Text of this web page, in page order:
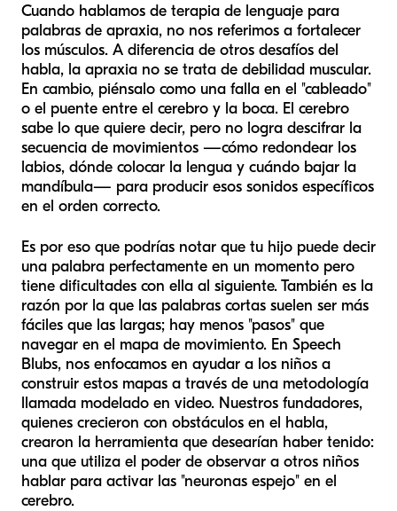
Cuando hablamos de terapia de lenguaje para
palabras de apraxia, no nos referimos a fortalecer
los músculos. A diferencia de otros desafíos del
habla, la apraxia no se trata de debilidad muscular.
En cambio, piénsalo como una falla en el "cableado"
o el puente entre el cerebro y la boca. El cerebro
sabe lo que quiere decir, pero no logra descifrar la
secuencia de movimientos —cómo redondear los
labios, dónde colocar la lengua y cuándo bajar la
mandíbula— para producir esos sonidos específicos
en el orden correcto.
Es por eso que podrías notar que tu hijo puede decir
una palabra perfectamente en un momento pero
tiene dificultades con ella al siguiente. También es la
razón por la que las palabras cortas suelen ser más
fáciles que las largas; hay menos "pasos" que
navegar en el mapa de movimiento. En Speech
Blubs, nos enfocamos en ayudar a los niños a
construir estos mapas a través de una metodología
llamada modelado en video. Nuestros fundadores,
quienes crecieron con obstáculos en el habla,
crearon la herramienta que desearían haber tenido:
una que utiliza el poder de observar a otros niños
hablar para activar las "neuronas espejo" en el
cerebro.